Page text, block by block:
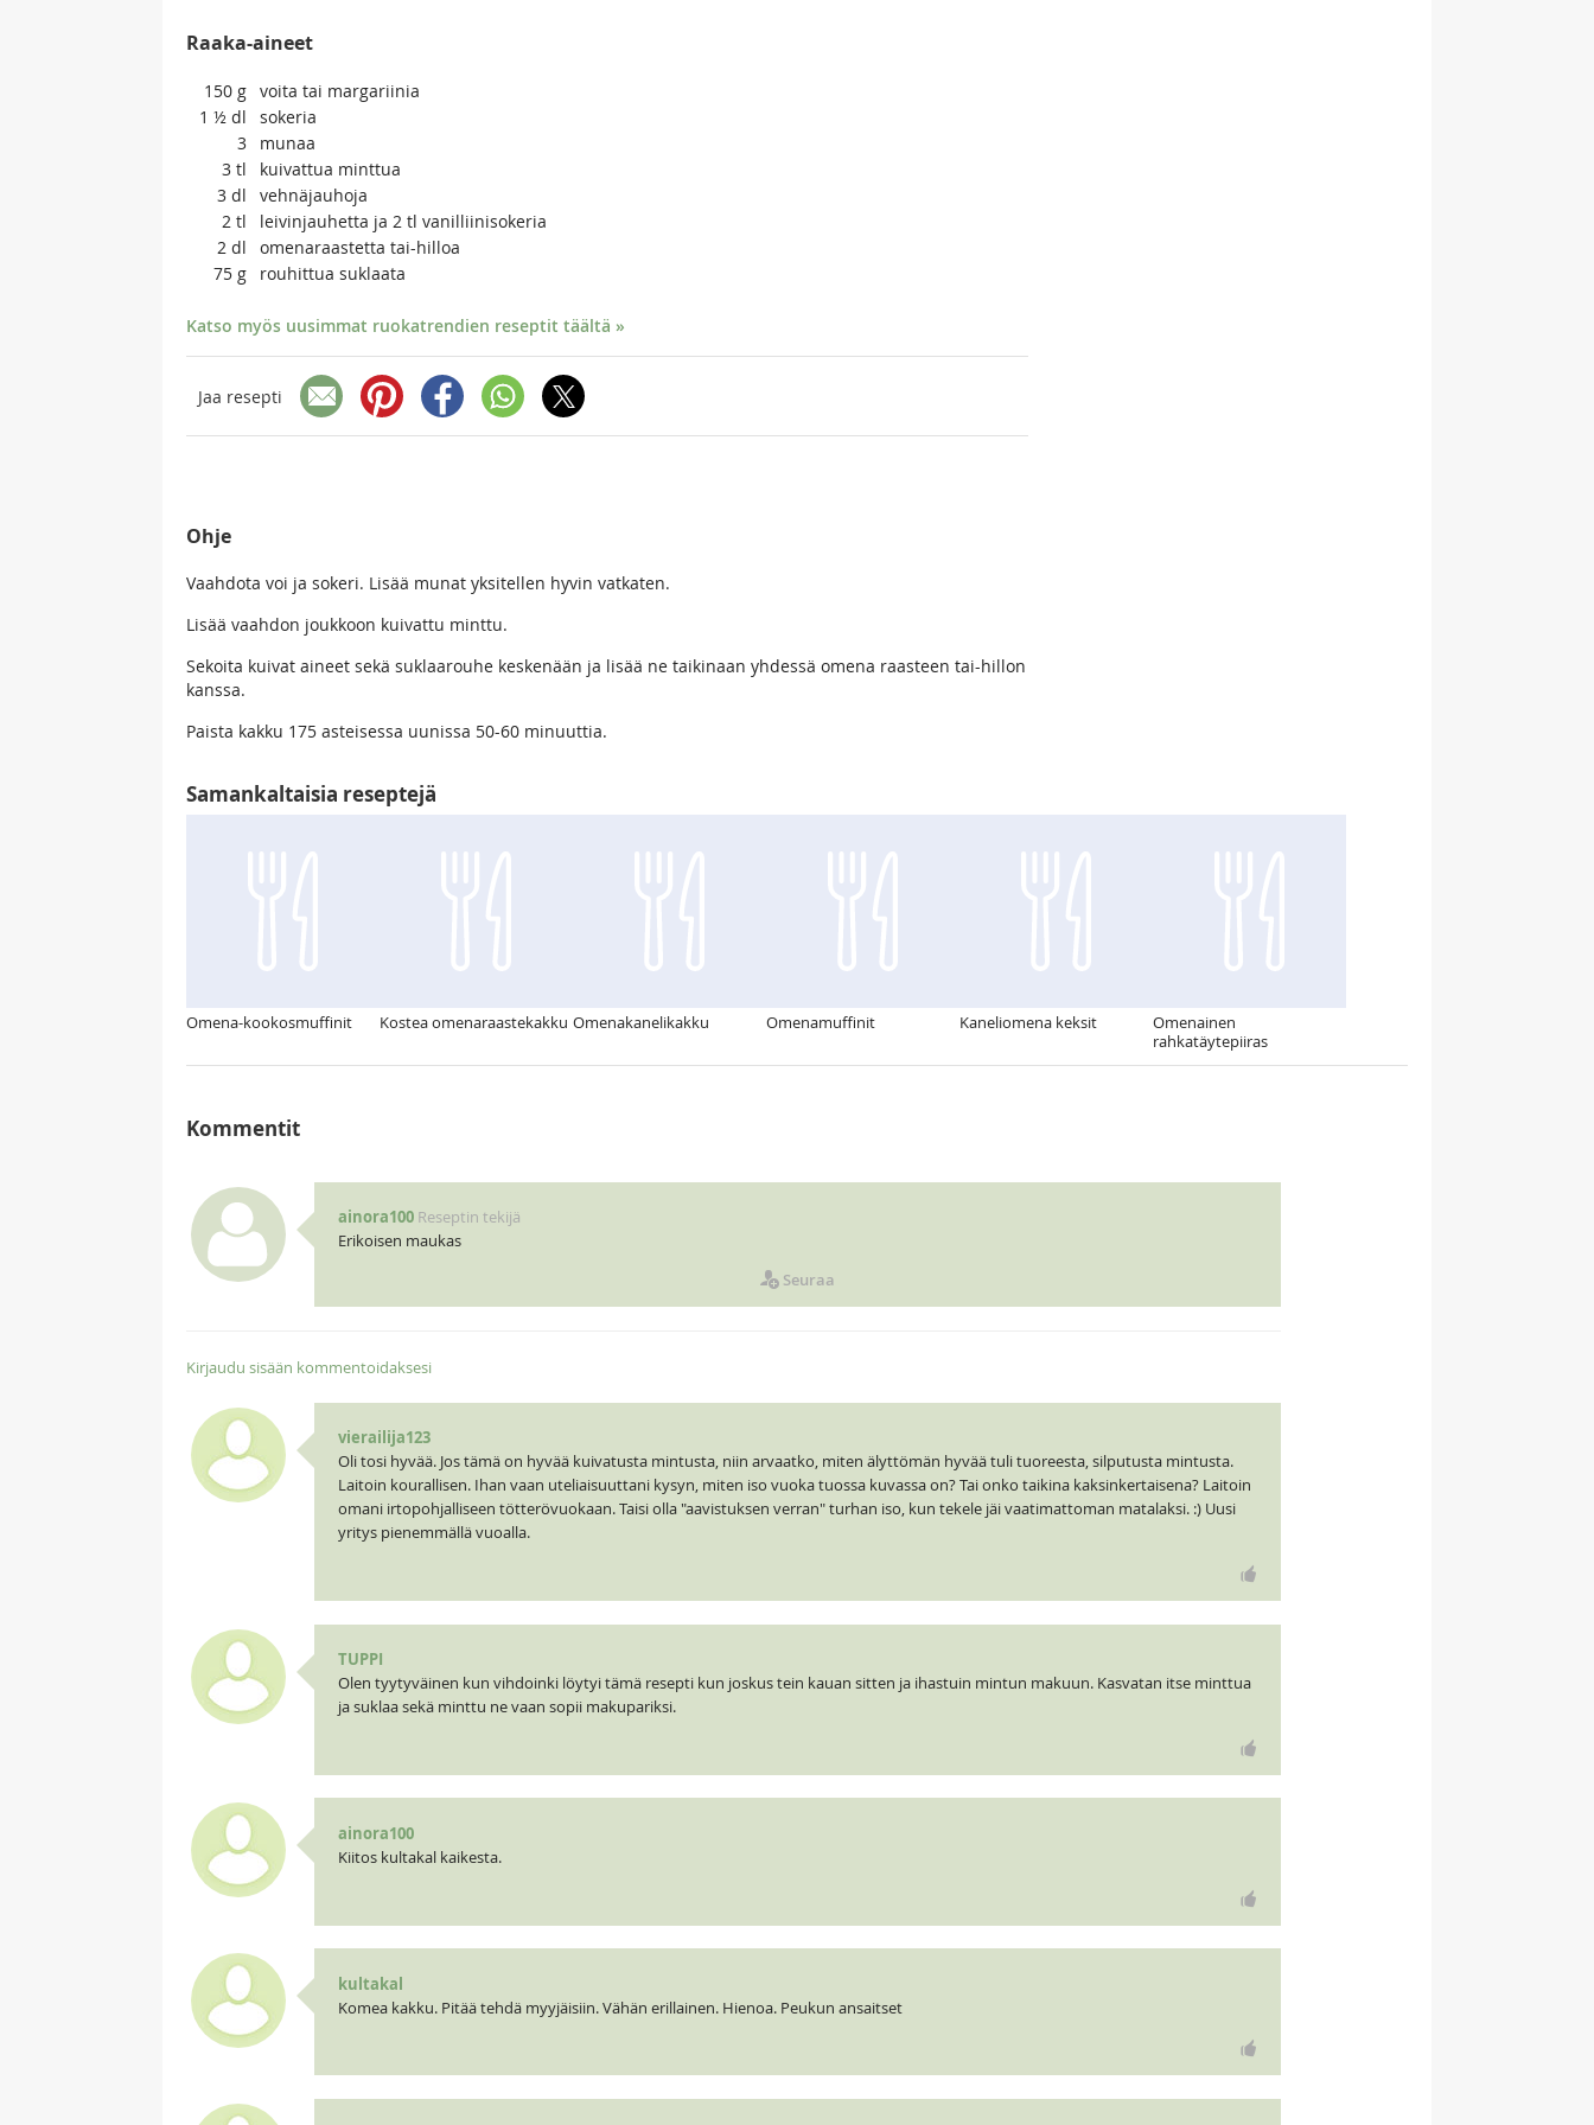
Raaka-aineet
150 g voita tai margariinia
1 ½ dl
sokeria
3
munaa
3 tl
kuivattua minttua
3 dl
vehnäjauhoja
2 tl
leivinjauhetta ja 2 tl vanilliinisokeria
2 dl
omenaraastetta tai-hilloa
75 g rouhittua suklaata
Katso myös uusimmat ruokatrendien reseptit täältä »
Jaa resepti
Ohje
Vaahdota voi ja sokeri. Lisää munat yksitellen hyvin vatkaten.
Lisää vaahdon joukkoon kuivattu minttu.
Sekoita kuivat aineet sekä suklaarouhe keskenään ja lisää ne taikinaan yhdessä omena raasteen tai-hillon
kanssa.
Paista kakku 175 asteisessa uunissa 50-60 minuuttia.
Samankaltaisia reseptejä
Omena-kookosmuffinit Kostea omenaraastekakku Omenakanelikakku Omenamuffinit Kaneliomena keksit
Omenainen
rahkatäytepiiras
Kommentit
ainora100 Reseptin tekijä
Erikoisen maukas
Seuraa
Kirjaudu sisään kommentoidaksesi
vierailija123
Oli tosi hyvää. Jos tämä on hyvää kuivatusta mintusta, niin arvaatko, miten älyttömän hyvää tuli tuoreesta, silputusta mintusta.
Laitoin kourallisen. Ihan vaan uteliaisuuttani kysyn, miten iso vuoka tuossa kuvassa on? Tai onko taikina kaksinkertaisena? Laitoin
omani irtopohjalliseen tötterövuokaan. Taisi olla "aavistuksen verran" turhan iso, kun tekele jäi vaatimattoman matalaksi. :) Uusi
yritys pienemmällä vuoalla.
TUPPI
Olen tyytyväinen kun vihdoinki löytyi tämä resepti kun joskus tein kauan sitten ja ihastuin mintun makuun. Kasvatan itse minttua
ja suklaa sekä minttu ne vaan sopii makupariksi.
ainora100
Kiitos kultakal kaikesta.
kultakal
Komea kakku. Pitää tehdä myyjäisiin. Vähän erillainen. Hienoa. Peukun ansaitset